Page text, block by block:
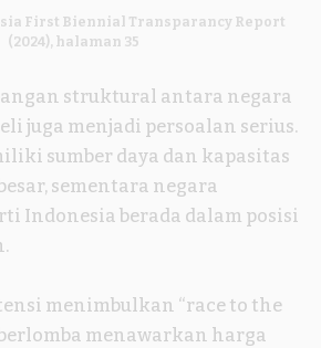
First Biennial Transparancy Report
(2024), halaman 35
struktural antara negara
juga menjadi persoalan serius.
sumber daya dan kapasitas
sementara negara
Indonesia berada dalam posisi
menimbulkan “race to the
menawarkan harga